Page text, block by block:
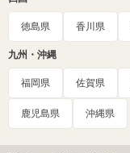
徳島県 香川県
九州・沖縄
福岡県 佐賀県
鹿児島県 沖縄県